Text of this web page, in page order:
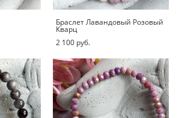
Браслет Лавандовый Розовый
Кварц
2 100 pуб.